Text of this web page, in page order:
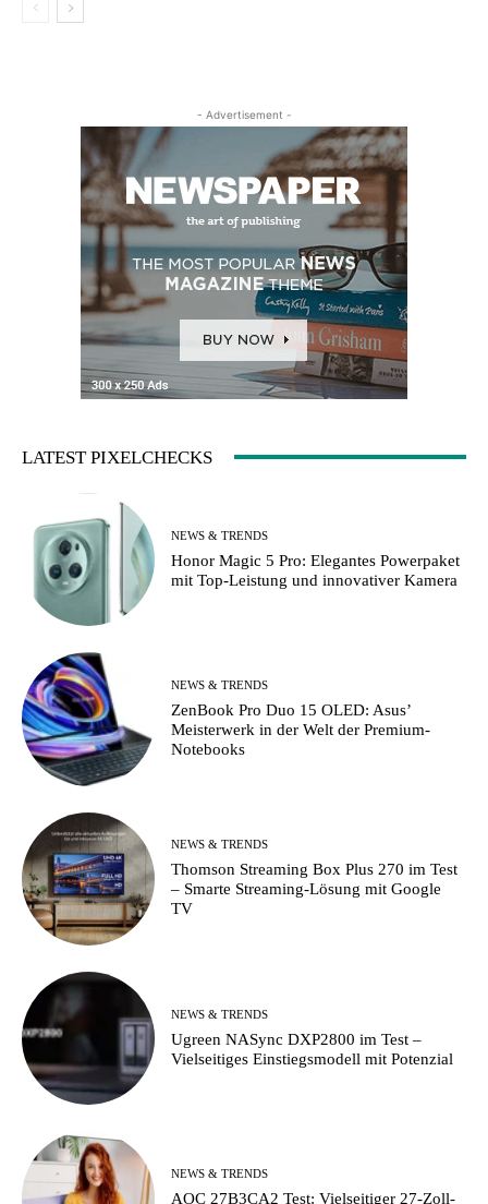
- Advertisement -
LATEST PIXELCHECKS
NEWS & TRENDS
Honor Magic 5 Pro: Elegantes Powerpaket
mit Top-Leistung und innovativer Kamera
NEWS & TRENDS
ZenBook Pro Duo 15 OLED: Asus’
Meisterwerk in der Welt der Premium-
Notebooks
NEWS & TRENDS
Thomson Streaming Box Plus 270 im Test
– Smarte Streaming-Lösung mit Google
TV
NEWS & TRENDS
Ugreen NASync DXP2800 im Test –
Vielseitiges Einstiegsmodell mit Potenzial
NEWS & TRENDS
AOC 27B3CA2 Test: Vielseitiger 27-Zoll-